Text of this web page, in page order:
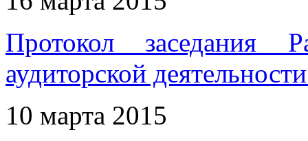
Протокол заседания
аудиторской
10 марта 2015